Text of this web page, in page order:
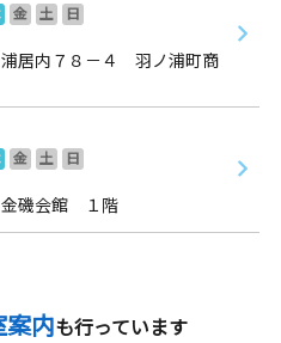
金 土
日
居内７８－４ 羽ノ浦町商
金 土
日
磯会館 １階
内も行っています